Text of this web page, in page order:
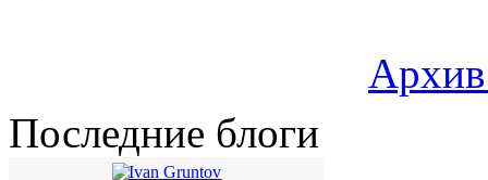
Последние блоги